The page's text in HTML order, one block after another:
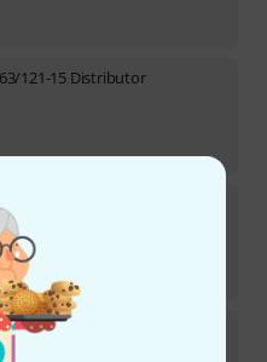
121-15 Distributor
120V / 650 W Lamp
Move + ILS